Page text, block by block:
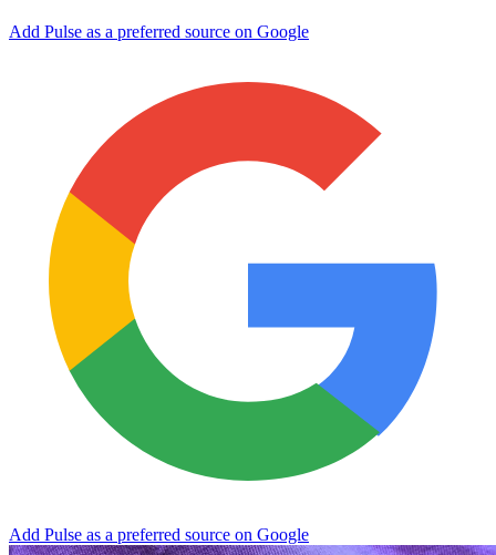
Add Pulse as a preferred source on Google
Add Pulse as a preferred source on Google